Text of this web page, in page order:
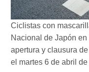
Ciclistas con
Nacional de Japón
apertura y clausura
el martes 6 de abril